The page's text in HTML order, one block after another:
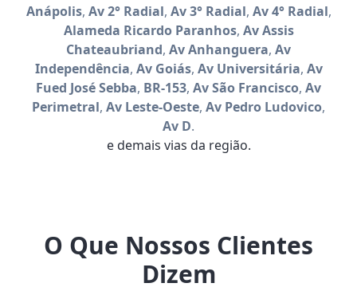
Anápolis, Av 2° Radial, Av 3° Radial, Av 4° Radial,
Alameda Ricardo Paranhos, Av Assis
Chateaubriand, Av Anhanguera, Av
Independência, Av Goiás, Av Universitária, Av
Fued José Sebba, BR-153, Av São Francisco, Av
Perimetral, Av Leste-Oeste, Av Pedro Ludovico,
Av D.
e demais vias da região.
O Que Nossos Clientes
Dizem